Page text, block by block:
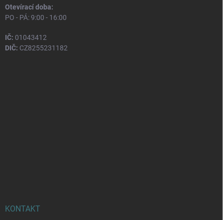
Otevírací doba:
PO - PÁ: 9:00 - 16:00
IČ: 01043412
DIČ: CZ8255231182
KONTAKT